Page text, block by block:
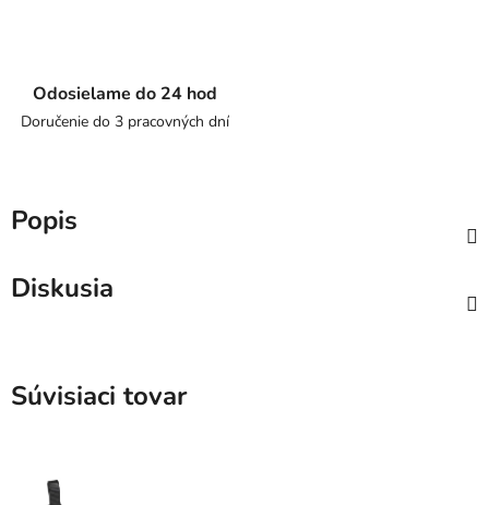
Odosielame do 24 hod
Doručenie do 3 pracovných dní
Popis
Diskusia
Súvisiaci tovar